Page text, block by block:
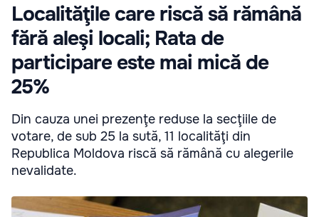
Localităţile care riscă să rămână
fără aleşi locali; Rata de
participare este mai mică de
25%
Din cauza unei prezenţe reduse la secţiile de
votare, de sub 25 la sută, 11 localităţi din
Republica Moldova riscă să rămână cu alegerile
nevalidate.